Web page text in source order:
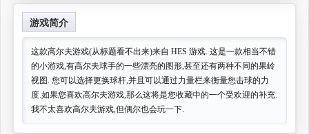
游戏简介
这款高尔夫游戏(从标题看不出来)来自 HES 游戏. 这是一款相当不错
的小游戏,有高尔夫球手的一些漂亮的图形,甚至还有两种不同的果岭
视图. 您可以选择更换球杆,并且可以通过力量栏来衡量您击球的力
度.如果您喜欢高尔夫游戏,那么这将是您收藏中的一个受欢迎的补充.
我不太喜欢高尔夫游戏,但偶尔也会玩一下.